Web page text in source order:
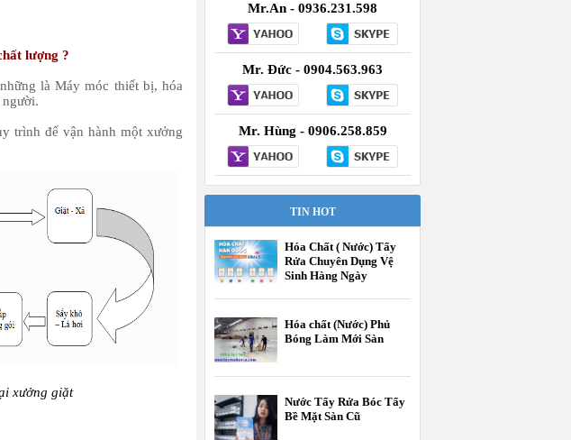
lượng ?
là Máy móc thiết bị, hóa
người.
trình để vận hành một xưởng
xưởng giặt
Mr.An - 0936.231.598
Mr. Đức - 0904.563.963
Mr. Hùng - 0906.258.859
TIN HOT
Hóa Chất ( Nước) Tẩy
Rửa Chuyên Dụng Vệ
Sinh Hàng Ngày
Hóa chất (Nước) Phủ
Bóng Làm Mới Sàn
Nước Tẩy Rửa Bóc Tẩy
Bề Mặt Sàn Cũ